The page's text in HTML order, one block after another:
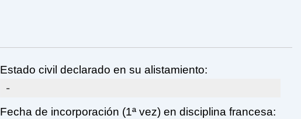
Estado civil declarado en su alistamiento:
-
Fecha de incorporación (1ª vez) en disciplina francesa: